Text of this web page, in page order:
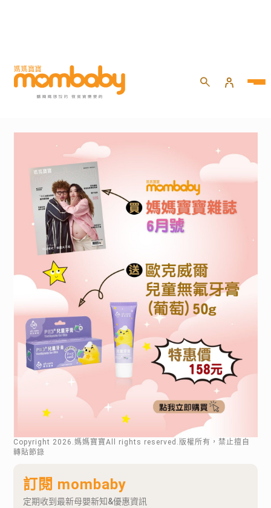
Copyright 2026 .媽媽寶寶All rights reserved.版權所有，禁止擅自
轉貼節錄
訂閱 mombaby
定期收到最新母嬰新知&優惠資訊